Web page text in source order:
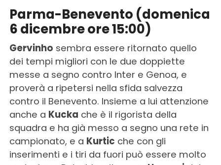
Parma-Benevento (domenica
6 dicembre ore 15:00)
Gervinho sembra essere ritornato quello
dei tempi migliori con le due doppiette
messe a segno contro Inter e Genoa, e
proverà a ripetersi nella sfida salvezza
contro il Benevento. Insieme a lui attenzione
anche a Kucka che è il rigorista della
squadra e ha già messo a segno una rete in
campionato, e a Kurtic che con gli
inserimenti e i tiri da fuori può essere molto